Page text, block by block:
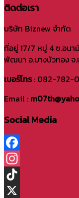
ติดต่อเรา
บริษัท Biznew จำกัด
ที่อยู่ 17/7 หมู่ 4 ซ.อนา
พัฒนา อ.บางบัวทอง จ.
เบอร์โทร: 082-782-
Email :
Social Media
Facebook
Instagram
TikTok